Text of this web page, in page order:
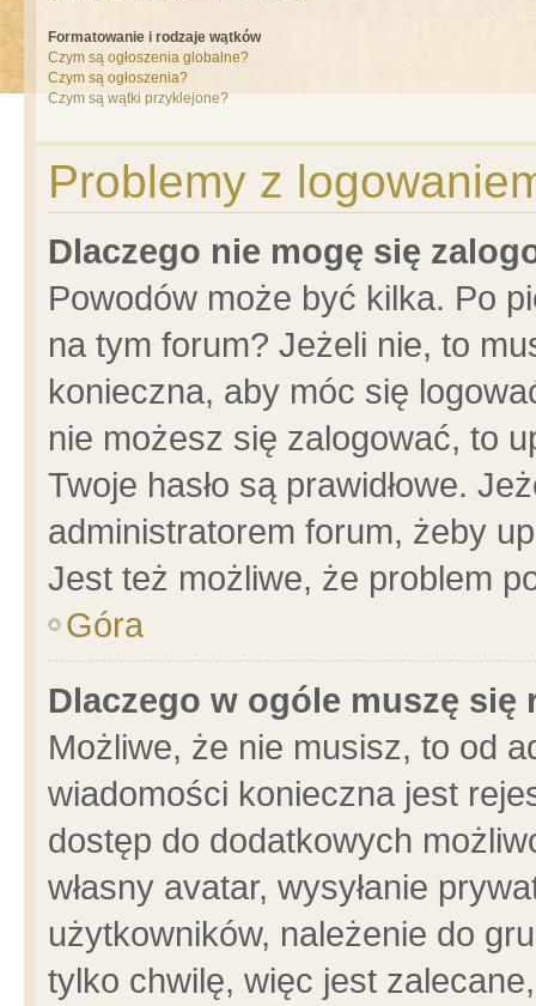
Formatowanie i rodzaje wątków
Czym są ogłoszenia globalne?
Czym są ogłoszenia?
Czym są wątki przyklejone?
Problemy z
Dlaczego nie mogę się
Powodów może być kilka. Po
na tym forum? Jeżeli nie, to
konieczna, aby móc się
nie możesz się zalogować, to
Twoje hasło są prawidłowe.
administratorem forum, żeby
Jest też możliwe, że problem
Góra
Dlaczego w ogóle muszę się
Możliwe, że nie musisz, to od
wiadomości konieczna jest
dostęp do dodatkowych
własny avatar, wysyłanie
użytkowników, należenie do
tylko chwilę, więc jest